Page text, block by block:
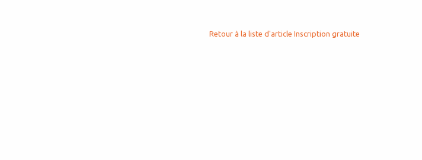
Retour à la liste d'article Inscription gratuite